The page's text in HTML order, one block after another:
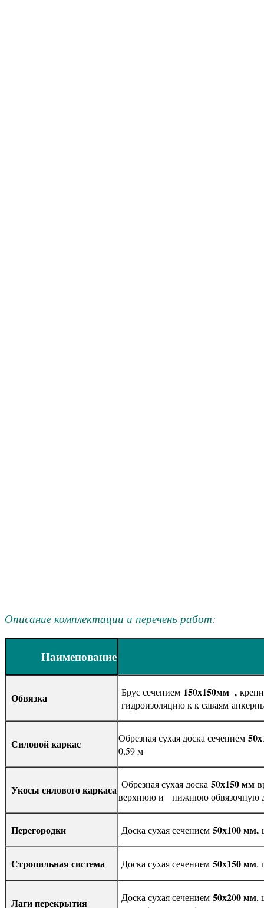
Описание комплектации и перечень работ:
Наименование
Обвязка Брус сечением 150х150мм ,
гидроизоляцию к к саваям
Силовой каркас Обрезная сухая доска сечением
0,59 м
Укосы силового каркаса Обрезная сухая доска 50х150 мм
верхнюю и нижнюю обвязочную
Перегородки Доска сухая сечением 50х100 мм,
Стропильная система Доска сухая сечением 50х150 мм,
Лаги перекрытия Доска сухая сечением 50х200 мм,